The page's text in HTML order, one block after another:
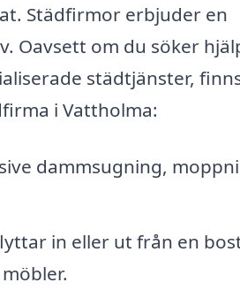
Städfirmor erbjuder en
Oavsett om du söker
städtjänster,
i Vattholma:
dammsugning,
in eller ut från en